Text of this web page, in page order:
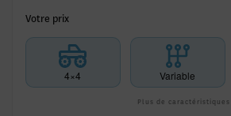
Votre prix
4×4 Variable
Plus de caractéristiques